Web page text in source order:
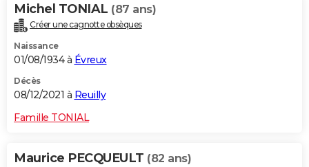
Michel TONIAL (87 ans)
Créer une cagnotte obsèques
Naissance
01/08/1934 à Évreux
Décès
08/12/2021 à Reuilly
Famille TONIAL
Maurice PECQUEULT (82 ans)